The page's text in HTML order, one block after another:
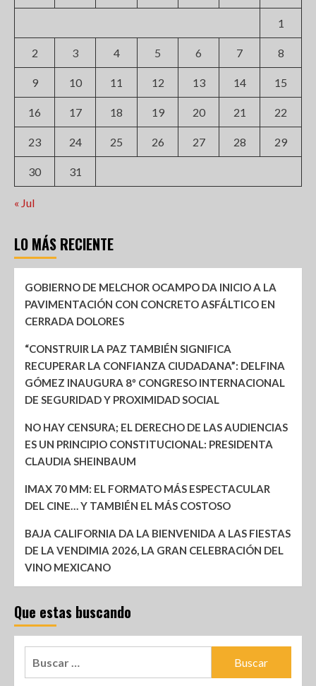
1
2 3 4 5 6 7 8
9 10 11 12 13 14 15
16 17 18 19 20 21 22
23 24 25 26 27 28 29
30 31
« Jul
LO MÁS RECIENTE
GOBIERNO DE MELCHOR OCAMPO DA INICIO A LA
PAVIMENTACIÓN CON CONCRETO ASFÁLTICO EN
CERRADA DOLORES
“CONSTRUIR LA PAZ TAMBIÉN SIGNIFICA
RECUPERAR LA CONFIANZA CIUDADANA”: DELFINA
GÓMEZ INAUGURA 8º CONGRESO INTERNACIONAL
DE SEGURIDAD Y PROXIMIDAD SOCIAL
NO HAY CENSURA; EL DERECHO DE LAS AUDIENCIAS
ES UN PRINCIPIO CONSTITUCIONAL: PRESIDENTA
CLAUDIA SHEINBAUM
IMAX 70 MM: EL FORMATO MÁS ESPECTACULAR
DEL CINE… Y TAMBIÉN EL MÁS COSTOSO
BAJA CALIFORNIA DA LA BIENVENIDA A LAS FIESTAS
DE LA VENDIMIA 2026, LA GRAN CELEBRACIÓN DEL
VINO MEXICANO
Que estas buscando